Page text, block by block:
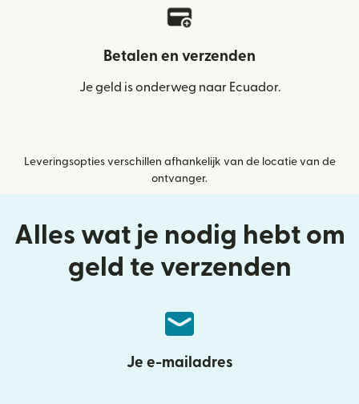
Betalen en verzenden
Je geld is onderweg naar Ecuador.
Leveringsopties verschillen afhankelijk van de locatie van de
ontvanger.
Alles wat je nodig hebt om
geld te verzenden
Je e-mailadres